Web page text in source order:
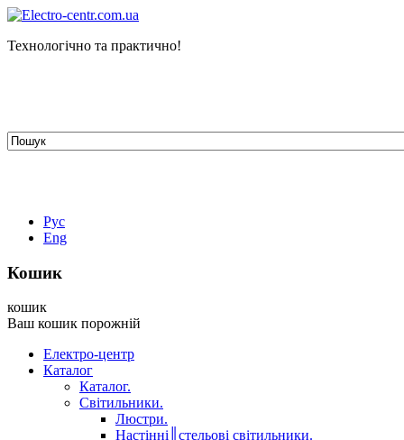
Технологічно та практично!
Рус
Eng
Кошик
кошик
Ваш кошик порожній
Електро-центр
Каталог
Каталог.
Світильники.
Люстри.
Настінні║стельові світильники.